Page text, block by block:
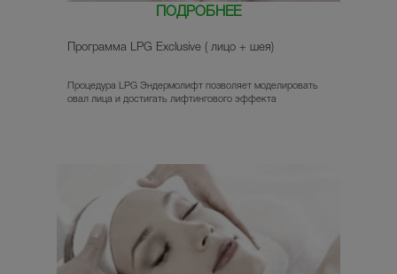
ПОДРОБНЕЕ
Программа LPG Exclusive ( лицо + шея)
Процедура LPG Эндермолифт позволяет моделировать
овал лица и достигать лифтингового эффекта